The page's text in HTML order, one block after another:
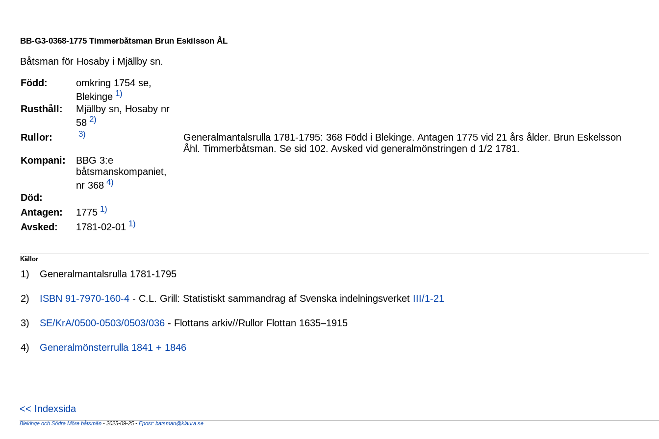
BB-G3-0368-1775 Timmerbåtsman Brun Eskilsson ÅL
Båtsman för Hosaby i Mjällby sn.
Född:
omkring 1754 se,
Blekinge 1)
Rusthåll:
Mjällby sn, Hosaby nr
58 2)
Rullor: 3)
Generalmantalsrulla 1781-1795: 368 Född i Blekinge. Antagen 1775 vid 21 års ålder. Brun Eskelsson
Åhl. Timmerbåtsman. Se sid 102. Avsked vid generalmönstringen d 1/2 1781.
Kompani:
BBG 3:e
båtsmanskompaniet,
nr 368 4)
Död:
Antagen:
1775 1)
Avsked: 1781-02-01 1)
Källor
1) Generalmantalsrulla 1781-1795
2) ISBN 91-7970-160-4 - C.L. Grill: Statistiskt sammandrag af Svenska indelningsverket III/1-21
3) SE/KrA/0500-0503/0503/036 - Flottans arkiv//Rullor Flottan 1635–1915
4) Generalmönsterrulla 1841 + 1846
<< Indexsida
Blekinge och Södra Möre båtsmän - 2025-09-25 - Epost: batsman@klaura.se